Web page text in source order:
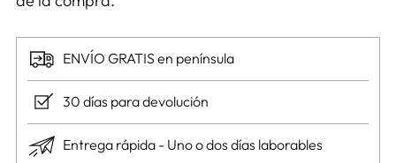
ENVÍO GRATIS en península
30 días para devolución
Entrega rápida - Uno o dos días laborables